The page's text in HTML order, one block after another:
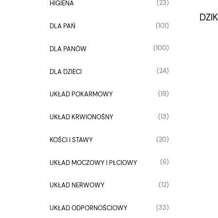
HIGIENA (23)
DLA PAŃ (101)
DLA PANÓW (100)
DLA DZIECI (24)
UKŁAD POKARMOWY (19)
UKŁAD KRWIONOŚNY (13)
KOŚCI I STAWY (20)
UKŁAD MOCZOWY I PŁCIOWY (6)
UKŁAD NERWOWY (12)
UKŁAD ODPORNOŚCIOWY (33)